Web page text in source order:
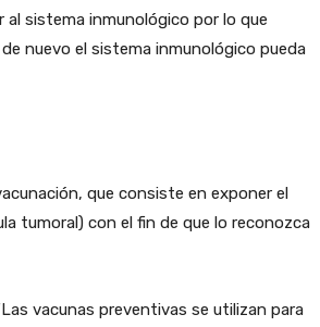
al sistema inmunológico por lo que
nuevo el sistema inmunológico pueda
que consiste en exponer el
tumoral) con el fin de que lo reconozca
vacunas preventivas se utilizan para